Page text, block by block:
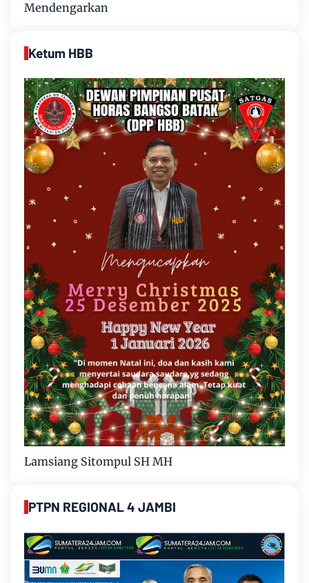
Mendengarkan
Ketum HBB
Lamsiang Sitompul SH MH
PTPN REGIONAL 4 JAMBI